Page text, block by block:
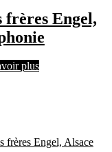
frères Engel,
plus